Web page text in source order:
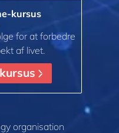
kursus
for at forbedre
af livet.
organisation